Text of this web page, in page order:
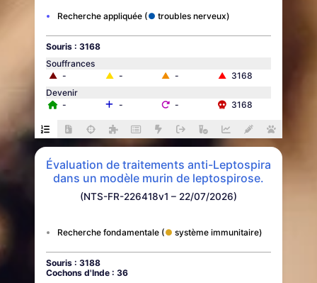
Recherche appliquée troubles nerveux
Souris : 3168
Souffrances
▲ - ▲ - ▲ - ▲ 3168
Devenir
-
- - 3168
Évaluation de traitements anti-Leptospira
dans un modèle murin de leptospirose.
(NTS-FR-226418v1 – 22/07/2026)
Recherche fondamentale système immunitaire
Souris : 3188
Cochons d'Inde : 36